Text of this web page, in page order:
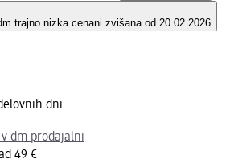
trajno nizka cenani zvišana od 20.02.2026
dni
dm prodajalni
49 €